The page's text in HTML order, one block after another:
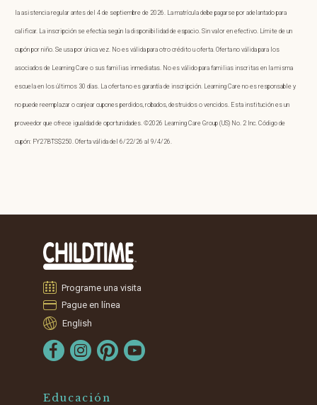
la asistencia regular antes del 4 de septiembre de 2026. La matrícula debe pagarse por adelantado para
calificar. La inscripción se efectúa según la disponibilidad de espacio. Sin valor en efectivo. Límite de un
cupón por niño. Se usa por única vez. No es válida para otro crédito u oferta. Oferta no válida para los
asociados de Learning Care o sus familias inmediatas. No es válido para familias inscritas en la misma
escuela en los últimos 30 días. La oferta no es garantía de inscripción. Learning Care no es responsable y
no puede reemplazar o canjear cupones perdidos, robados, destruidos o vencidos. Esta institución es un
proveedor que ofrece igualdad de oportunidades. ©2026 Learning Care Group (US) No. 2 Inc. Código de
cupón: FY27BTS$250. Oferta válida del 6/22/26 al 9/4/26.
Programe una visita
Pague en línea
English
Educación